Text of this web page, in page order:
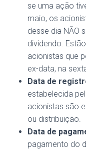
se uma ação
maio, os
desse dia NÃO
dividendo.
acionistas que
ex-data, na
Data de
estabelecida
acionistas são
ou distribuição.
Data de
pagamento do